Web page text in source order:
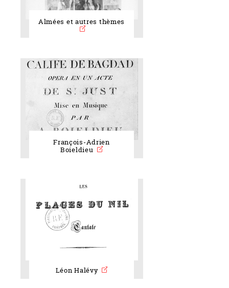
Almées et autres thèmes
François-Adrien
Boieldieu
Léon Halévy